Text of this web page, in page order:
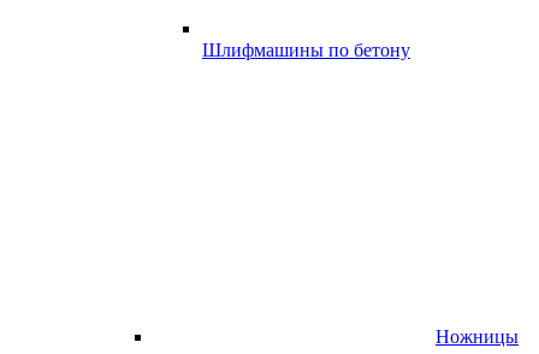
Шлифмашины по бетону
Ножницы